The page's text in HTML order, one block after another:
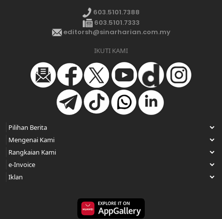
603.5101.7388
603.5101.7333
editorsh@sinarharian.com.my
IKUTI KAMI